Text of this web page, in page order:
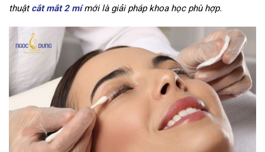
thuậtcắt mắt 2 mímới là giải pháp khoa học phù hợp.